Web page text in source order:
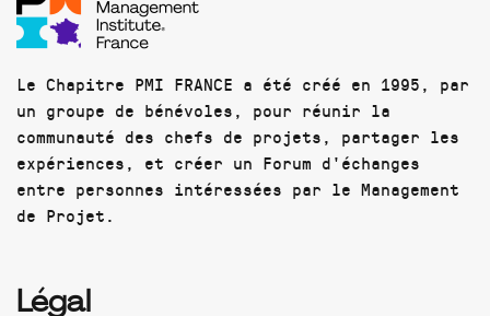
Le Chapitre PMI FRANCE a été créé en 1995, par
un groupe de bénévoles, pour réunir la
communauté des chefs de projets, partager les
expériences, et créer un Forum d'échanges
entre personnes intéressées par le Management
de Projet.
Légal